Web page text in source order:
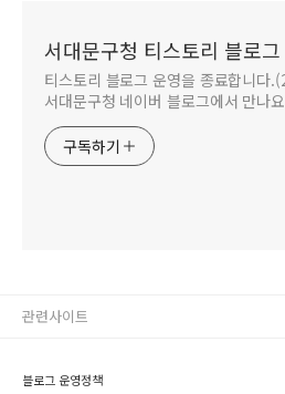
서대문구청 티스토리 블로그
티스토리 블로그 운영을 종료합니다
서대문구청 네이버 블로그에서 만나
구독하기
블로그 운영정책
관련사이트